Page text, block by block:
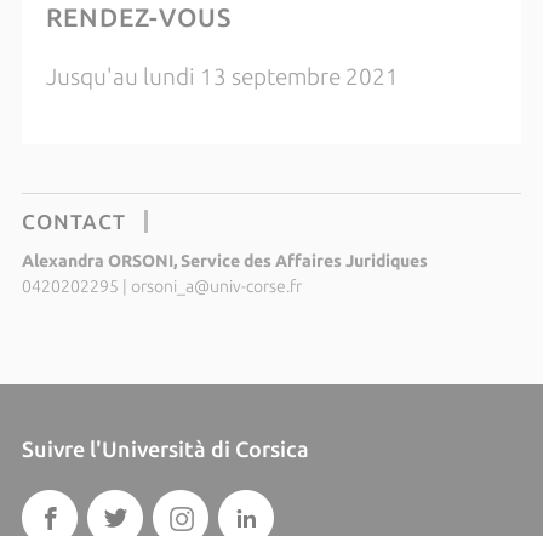
RENDEZ-VOUS
Jusqu'au lundi 13 septembre 2021
CONTACT
Alexandra ORSONI, Service des Affaires Juridiques
0420202295
orsoni_a@univ-corse.fr
Suivre l'Università di Corsica